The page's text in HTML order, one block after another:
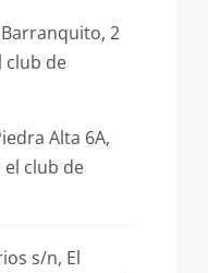
Barranquito, 2
club de
Alta 6A,
el club de
s/n, El